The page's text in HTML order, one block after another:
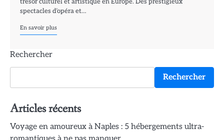
spectacles d’opéra et…
En savoir plus
Rechercher
Rechercher
Articles récents
Voyage en amoureux à Naples : 5 hébergements ultra-